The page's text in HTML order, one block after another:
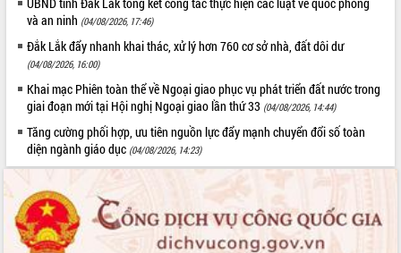
Hồ Thị Nguyên Thảo làm việc tại Trung
tâm Phục vụ hành chính công xã Ea
Phê
Xây dựng nền hành chính số đồng
hành cùng nông dân dân, doanh nghiệp
Giai đoạn 2026-2030, Đắk Lắk phấn
đấu có 77% xã đạt chuẩn nông thôn
mới
Chuyển đổi số 'mở đường' cho nông
nghiệp Đắk Lắk tăng trưởng bứt phá
Triển khai đồng bộ đo đạc, lập hồ sơ
địa chính, hoàn thiện cơ sở dữ liệu đất
đai
và an ninh (04/08/2026, 17:46)
Đắk Lắk đẩy nhanh khai thác, xử lý hơn 760 cơ sở nhà, đất dôi dư
(04/08/2026, 16:00)
Khai mạc Phiên toàn thể về Ngoại giao phục vụ phát triển đất nước trong
giai đoạn mới tại Hội nghị Ngoại giao lần thứ 33 (04/08/2026, 14:44)
Tăng cường phối hợp, ưu tiên nguồn lực đẩy mạnh chuyển đổi số toàn
diện ngành giáo dục (04/08/2026, 14:23)